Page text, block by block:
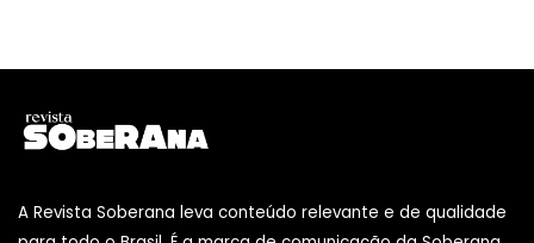
A Revista Soberana leva conteúdo relevante e de qualidade